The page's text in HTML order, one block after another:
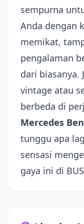
sempurna
Anda dengan
memikat,
pengalaman
dari biasanya.
vintage atau
berbeda di
Mercedes
tunggu apa
sensasi
gaya ini di